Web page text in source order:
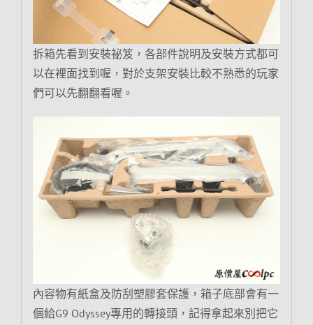
拆箱先看到安裝祕笈，各部件說明及安裝方式都可
以在裡面找到喔，對於支架安裝比較不熟悉的玩家
們可以先翻翻看喔。
內容物有紙盒及防刮塑膠套保護，箱子底部會有一
個給G9 Odyssey專用的轉接頭，記得拿起來別把它